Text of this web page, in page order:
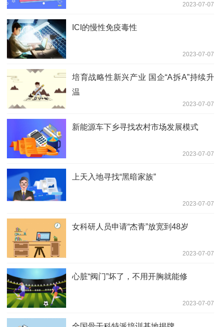
2023-07-07
ICI的慢性免疫毒性
2023-07-07
培育战略性新兴产业 国企“A拆A”持续升
温
2023-07-07
新能源车下乡寻找农村市场发展模式
2023-07-07
上天入地寻找“黑暗家族”
2023-07-07
女科研人员申请“杰青”放宽到48岁
2023-07-07
心脏“阀门”坏了，不用开胸就能修
2023-07-07